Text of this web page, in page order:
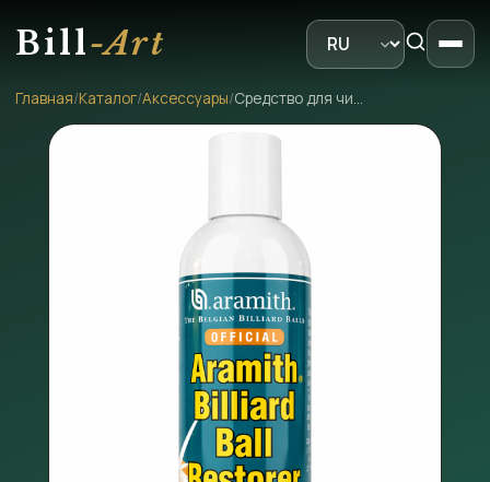
Bill-Art
Главная/Каталог/Аксессуары/ Средство для чистки шаров Aramith Ball Restorer